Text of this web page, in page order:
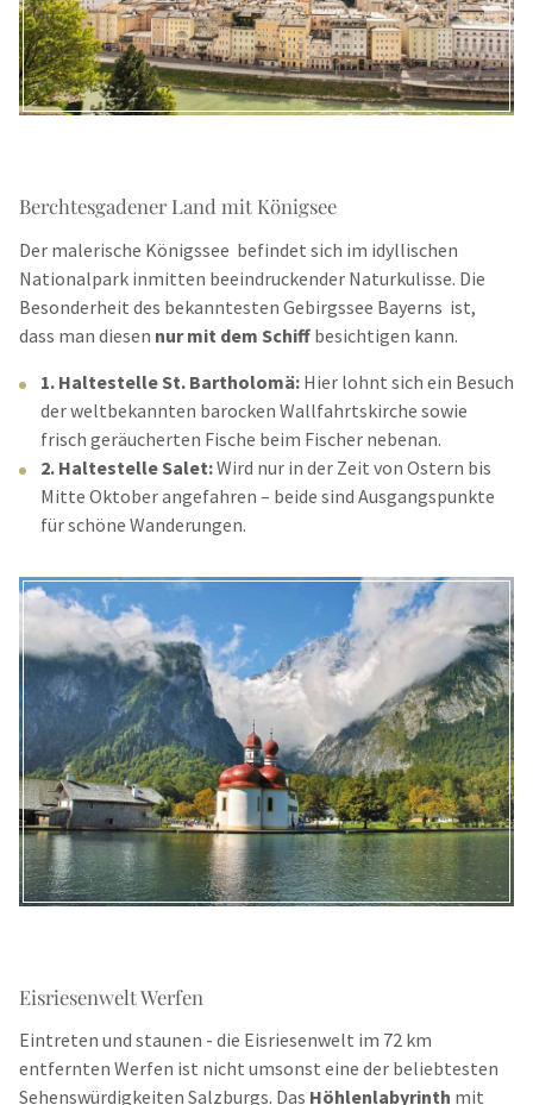
Berchtesgadener Land mit Königsee
Der malerische Königssee befindet sich im idyllischen
Nationalpark inmitten beeindruckender Naturkulisse. Die
Besonderheit des bekanntesten Gebirgssee Bayerns ist,
dass man diesen nur mit dem Schiff besichtigen kann.
1. Haltestelle St. Bartholomä: Hier lohnt sich ein Besuch
der weltbekannten barocken Wallfahrtskirche sowie
frisch geräucherten Fische beim Fischer nebenan.
2. Haltestelle Salet:Wird nur in der Zeit von Ostern bis
Mitte Oktober angefahren – beide sind Ausgangspunkte
für schöne Wanderungen.
Eisriesenwelt Werfen
Eintreten und staunen - die Eisriesenwelt im 72 km
entfernten Werfen ist nicht umsonst eine der beliebtesten
Sehenswürdigkeiten Salzburgs. Das Höhlenlabyrinth mit